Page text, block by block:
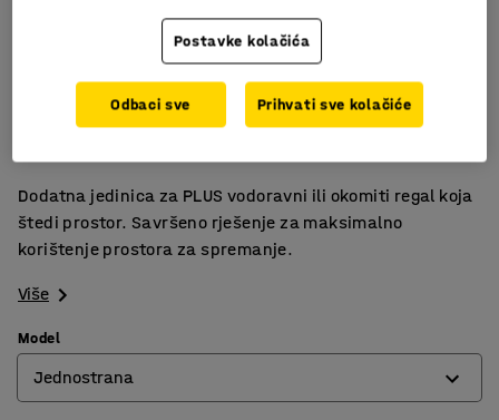
Za duge i lakše terete
Optimizirajte prostor za spremanje
Dodatna jedinica za PLUS vodoravni ili okomiti regal koja
štedi prostor. Savršeno rješenje za maksimalno
korištenje prostora za spremanje.
Više
Model
Jednostrana
Postavke kolačića
Odbaci sve Prihvati sve kolačiće